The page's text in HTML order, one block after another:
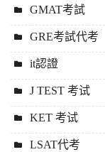
GMAT考試
GRE考試代考
it認證
J TEST 考试
KET 考试
LSAT代考